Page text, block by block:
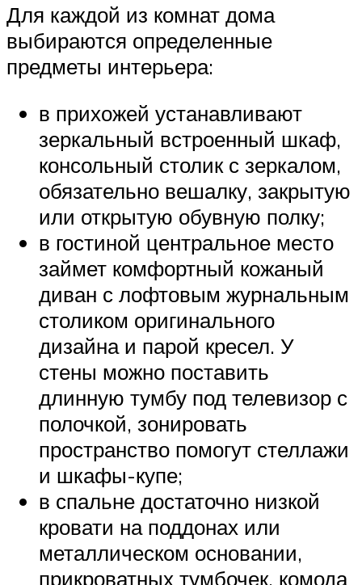
Для каждой из комнат дома
выбираются определенные
предметы интерьера:
в прихожей устанавливают
зеркальный встроенный шкаф,
консольный столик с зеркалом,
обязательно вешалку, закрытую
или открытую обувную полку;
в гостиной центральное место
займет комфортный кожаный
диван с лофтовым журнальным
столиком оригинального
дизайна и парой кресел. У
стены можно поставить
длинную тумбу под телевизор с
полочкой, зонировать
пространство помогут стеллажи
и шкафы-купе;
в спальне достаточно низкой
кровати на поддонах или
металлическом основании,
прикроватных тумбочек, комода